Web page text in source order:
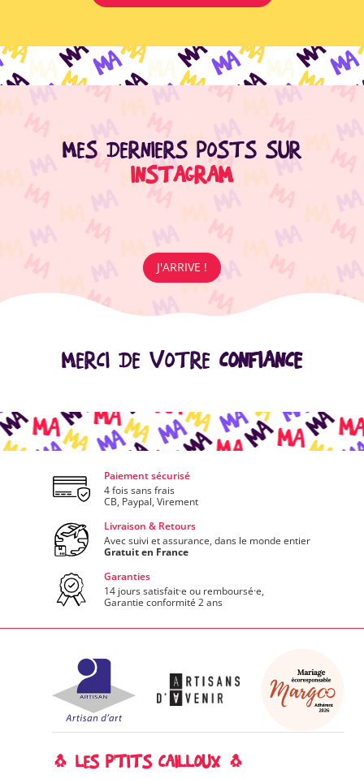
MES DERNIERS POSTS SUR
INSTAGRAM
J'ARRIVE !
MERCI DE VOTRE CONFIANCE
Paiement sécurisé
4 fois sans frais
CB, Paypal, Virement
Livraison & Retours
Avec suivi et assurance, dans le monde entier
Gratuit en France
Garanties
14 jours satisfait·e ou remboursé·e,
Garantie conformité 2 ans
🐧 LES P'TITS CAILLOUX 🐧